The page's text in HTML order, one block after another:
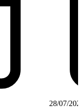
28/07/